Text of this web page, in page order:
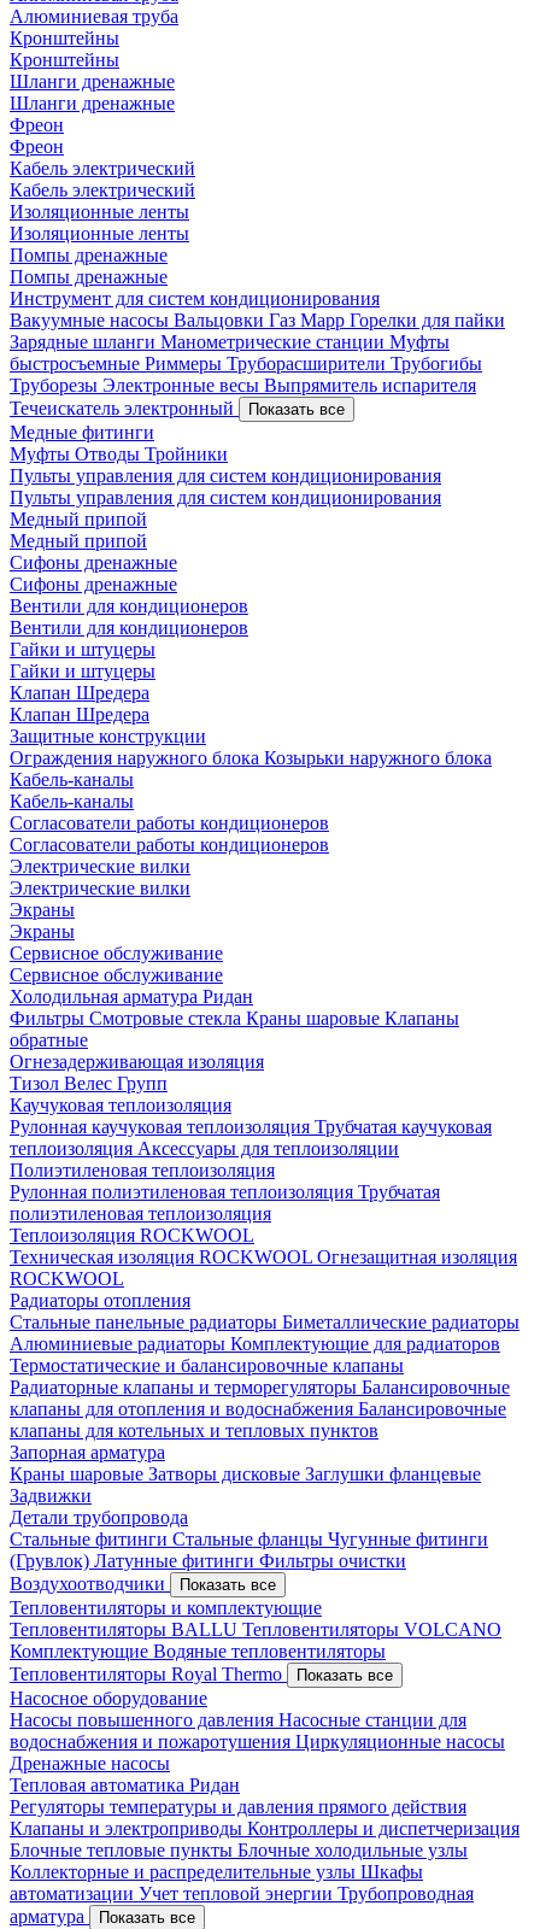
Алюминиевая труба
Кронштейны
Кронштейны
Шланги дренажные
Шланги дренажные
Фреон
Фреон
Кабель электрический
Кабель электрический
Изоляционные ленты
Изоляционные ленты
Помпы дренажные
Помпы дренажные
Инструмент для систем кондиционирования
Вакуумные насосы Вальцовки Газ Mapp Горелки для пайки
Зарядные шланги Манометрические станции Муфты
быстросъемные Риммеры Труборасширители Трубогибы
Труборезы Электронные весы Выпрямитель испарителя
Течеискатель электронный
Показать все
Медные фитинги
Муфты Отводы Тройники
Пульты управления для систем кондиционирования
Пульты управления для систем кондиционирования
Медный припой
Медный припой
Сифоны дренажные
Сифоны дренажные
Вентили для кондиционеров
Вентили для кондиционеров
Гайки и штуцеры
Гайки и штуцеры
Клапан Шредера
Клапан Шредера
Защитные конструкции
Ограждения наружного блока Козырьки наружного блока
Кабель-каналы
Кабель-каналы
Согласователи работы кондиционеров
Согласователи работы кондиционеров
Электрические вилки
Электрические вилки
Экраны
Экраны
Сервисное обслуживание
Сервисное обслуживание
Холодильная арматура Ридан
Фильтры Смотровые стекла Краны шаровые Клапаны
обратные
Огнезадерживающая изоляция
Тизол Велес Групп
Каучуковая теплоизоляция
Рулонная каучуковая теплоизоляция Трубчатая каучуковая
теплоизоляция Аксессуары для теплоизоляции
Полиэтиленовая теплоизоляция
Рулонная полиэтиленовая теплоизоляция Трубчатая
полиэтиленовая теплоизоляция
Теплоизоляция ROCKWOOL
Техническая изоляция ROCKWOOL Огнезащитная изоляция
ROCKWOOL
Радиаторы отопления
Стальные панельные радиаторы Биметаллические радиаторы
Алюминиевые радиаторы Комплектующие для радиаторов
Термостатические и балансировочные клапаны
Радиаторные клапаны и терморегуляторы Балансировочные
клапаны для отопления и водоснабжения Балансировочные
клапаны для котельных и тепловых пунктов
Запорная арматура
Краны шаровые Затворы дисковые Заглушки фланцевые
Задвижки
Детали трубопровода
Стальные фитинги Стальные фланцы Чугунные фитинги
(Грувлок) Латунные фитинги Фильтры очистки
Воздухоотводчики
Показать все
Тепловентиляторы и комплектующие
Тепловентиляторы BALLU Тепловентиляторы VOLCANO
Комплектующие Водяные тепловентиляторы
Тепловентиляторы Royal Thermo
Показать все
Насосное оборудование
Насосы повышенного давления Насосные станции для
водоснабжения и пожаротушения Циркуляционные насосы
Дренажные насосы
Тепловая автоматика Ридан
Регуляторы температуры и давления прямого действия
Клапаны и электроприводы Контроллеры и диспетчеризация
Блочные тепловые пункты Блочные холодильные узлы
Коллекторные и распределительные узлы Шкафы
автоматизации Учет тепловой энергии Трубопроводная
арматура
Показать все